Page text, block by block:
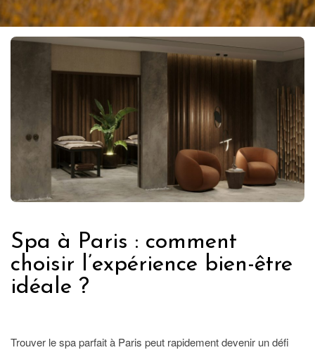
Spa à Paris : comment
choisir l’expérience bien-être
idéale ?
Trouver le spa parfait à Paris peut rapidement devenir un défi